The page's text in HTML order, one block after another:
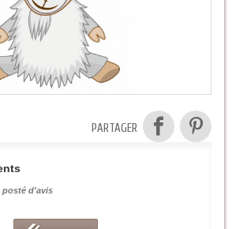
PARTAGER
posté d'avis